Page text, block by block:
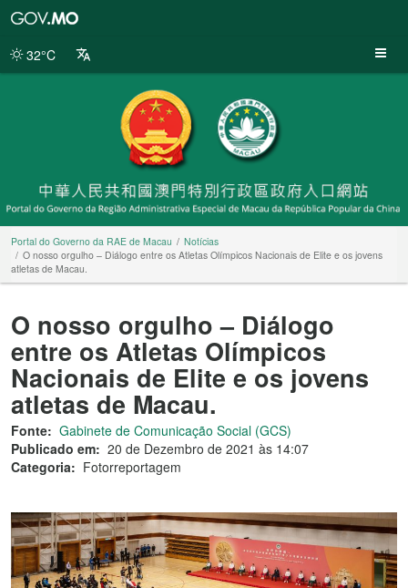
da
32°C
Portal do Governo da RAE de Macau
Notícias
O nosso orgulho – Diálogo entre os Atletas Olímpicos Nacionais de Elite e os jovens
atletas de Macau.
O nosso orgulho – Diálogo
entre os Atletas Olímpicos
Nacionais de Elite e os jovens
atletas de Macau.
Fonte: Gabinete de Comunicação Social (GCS)
Publicado em: 20 de Dezembro de 2021 às 14:07
Categoria: Fotorreportagem